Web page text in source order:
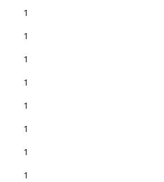
1
1
1
1
1
1
1
1